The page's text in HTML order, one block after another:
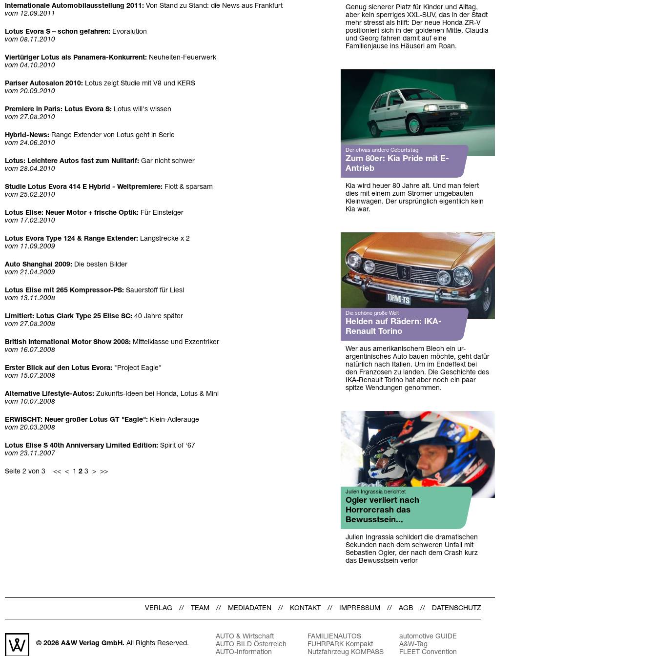
Internationale Automobilausstellung 2011: Von Stand zu Stand: die News aus Frankfurt
vom 12.09.2011
Lotus Evora S – schon gefahren: Evoralution
vom 08.11.2010
Viertüriger Lotus als Panamera-Konkurrent: Neuheiten-Feuerwerk
vom 04.10.2010
Pariser Autosalon 2010: Lotus zeigt Studie mit V8 und KERS
vom 20.09.2010
Premiere in Paris: Lotus Evora S: Lotus will's wissen
vom 27.08.2010
Hybrid-News: Range Extender von Lotus geht in Serie
vom 24.06.2010
Lotus: Leichtere Autos fast zum Nulltarif: Gar nicht schwer
vom 28.04.2010
Studie Lotus Evora 414 E Hybrid - Weltpremiere: Flott & sparsam
vom 25.02.2010
Lotus Elise: Neuer Motor + frische Optik: Für Einsteiger
vom 17.02.2010
Lotus Evora Type 124 & Range Extender: Langstrecke x 2
vom 11.09.2009
Auto Shanghai 2009: Die besten Bilder
vom 21.04.2009
Lotus Elise mit 265 Kompressor-PS: Sauerstoff für Liesl
vom 13.11.2008
Limitiert: Lotus Clark Type 25 Elise SC: 40 Jahre später
vom 27.08.2008
British International Motor Show 2008: Mittelklasse und Exzentriker
vom 16.07.2008
Erster Blick auf den Lotus Evora: "Project Eagle"
vom 15.07.2008
Alternative Lifestyle-Autos: Zukunfts-Ideen bei Honda, Lotus & Mini
vom 10.07.2008
ERWISCHT: Neuer großer Lotus GT "Eagle": Klein-Adlerauge
vom 20.03.2008
Lotus Elise S 40th Anniversary Limited Edition: Spirit of ‘67
vom 23.11.2007
Seite 2 von 3 << < 1 2 3 > >>
Genug sicherer Platz für Kinder und Alltag,
aber kein sperriges XXL-SUV, das in der Stadt
mehr stresst als hilft: Der neue Honda ZR-V
positioniert sich in der goldenen Mitte. Claudia
und Georg fahren damit auf eine
Familienjause ins Häuserl am Roan.
Der etwas andere Geburtstag
Zum 80er: Kia Pride mit E-
Antrieb
Kia wird heuer 80 Jahre alt. Und man feiert
dies mit einem zum Stromer umgebauten
Kleinwagen. Der ursprünglich eigentlich kein
Kia war.
Die schöne große Welt
Helden auf Rädern: IKA-
Renault Torino
Wer aus amerikanischem Blech ein ur-
argentinisches Auto bauen möchte, geht dafür
natürlich nach Italien. Um im Endeffekt bei
den Franzosen zu landen. Die Geschichte des
IKA-Renault Torino hat aber noch ein paar
spitze Wendungen genommen.
Julien Ingrassia berichtet
Ogier verliert nach
Horrorcrash das
Bewusstsein...
Julien Ingrassia schildert die dramatischen
Sekunden nach dem schweren Unfall mit
Sebastien Ogier, der nach dem Crash kurz
das Bewusstsein verlor
VERLAG TEAM MEDIADATEN KONTAKT IMPRESSUM AGB DATENSCHUTZ
© 2026 A&W Verlag GmbH. All Rights Reserved.
AUTO & Wirtschaft
AUTO BILD Österreich
AUTO-Information
FAMILIENAUTOS
FUHRPARK Kompakt
Nutzfahrzeug KOMPASS
automotive GUIDE
A&W-Tag
FLEET Convention